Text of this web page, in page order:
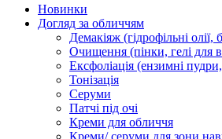
Новинки
Догляд за обличчям
Демакіяж (гідрофільні
Очищення (пінки, гелі для
Ексфоліація (ензимні
Тонізація
Серуми
Патчі під очі
Креми для обличчя
Креми/ серуми для зони